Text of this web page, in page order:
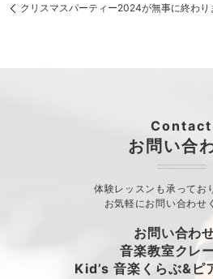
クリスマスパーティー2024が無事に終わり
Contact
お問い合
体験レッスンも承ってお
お気軽にお問い合わせ
お問い合わ
音楽教室クレ
Kid’s 音楽くらぶ&ピ